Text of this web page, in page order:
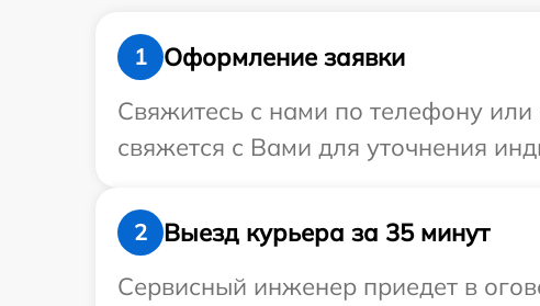
1
Оформление заявки
Свяжитесь с нами по телефону или
свяжется с Вами для уточнения
2
Выезд курьера за 35 минут
Сервисный инженер приедет в